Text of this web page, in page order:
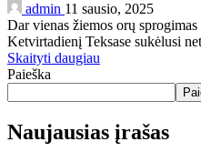
admin 11 sausio, 2025
Dar vienas žiemos orų
Ketvirtadienį Teksase sukėlusi
Skaityti daugiau
Paieška
Naujausias įrašas